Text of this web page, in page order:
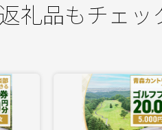
礼品もチェッ